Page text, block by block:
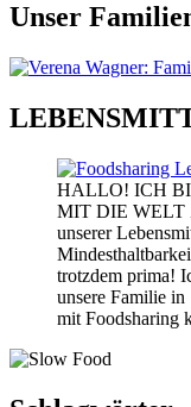
Unser
HALLO! ICH
MIT DIE WELT
unserer
trotzdem prima!
unsere Familie
mit Foodsharing